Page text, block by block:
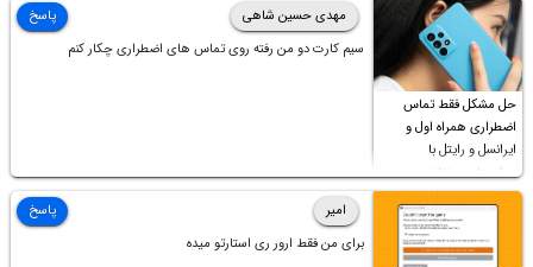
ابدیت کردن کارت گرافیک،کالیبره کردن و غیره هم نور و رنگ درست
نشد (انگار تصویر ماته)، خواهشمند است راهنمایی فرمایید باتشکر
حل مشکل فقط تماس
اضطراری همراه اول و
ایرانسل و رایتل با
روش‌های مختلف
مهدی حسین شاهی
سیم کارت دو من رفته روی تماس های اضطراری چکار کنم
پاسخ
امیر
برای من فقط ارور ری استارتو میده
پاسخ